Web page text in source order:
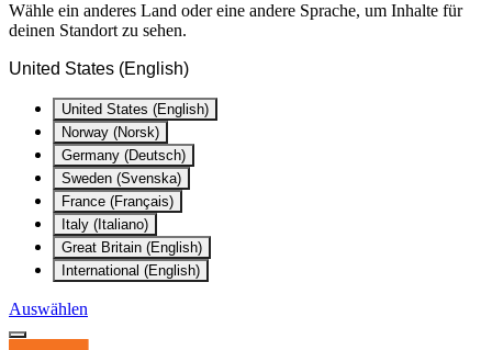
Wähle ein anderes Land oder eine andere Sprache, um Inhalte für
deinen Standort zu sehen.
United States (English)
United States (English)
Norway (Norsk)
Germany (Deutsch)
Sweden (Svenska)
France (Français)
Italy (Italiano)
Great Britain (English)
International (English)
Auswählen